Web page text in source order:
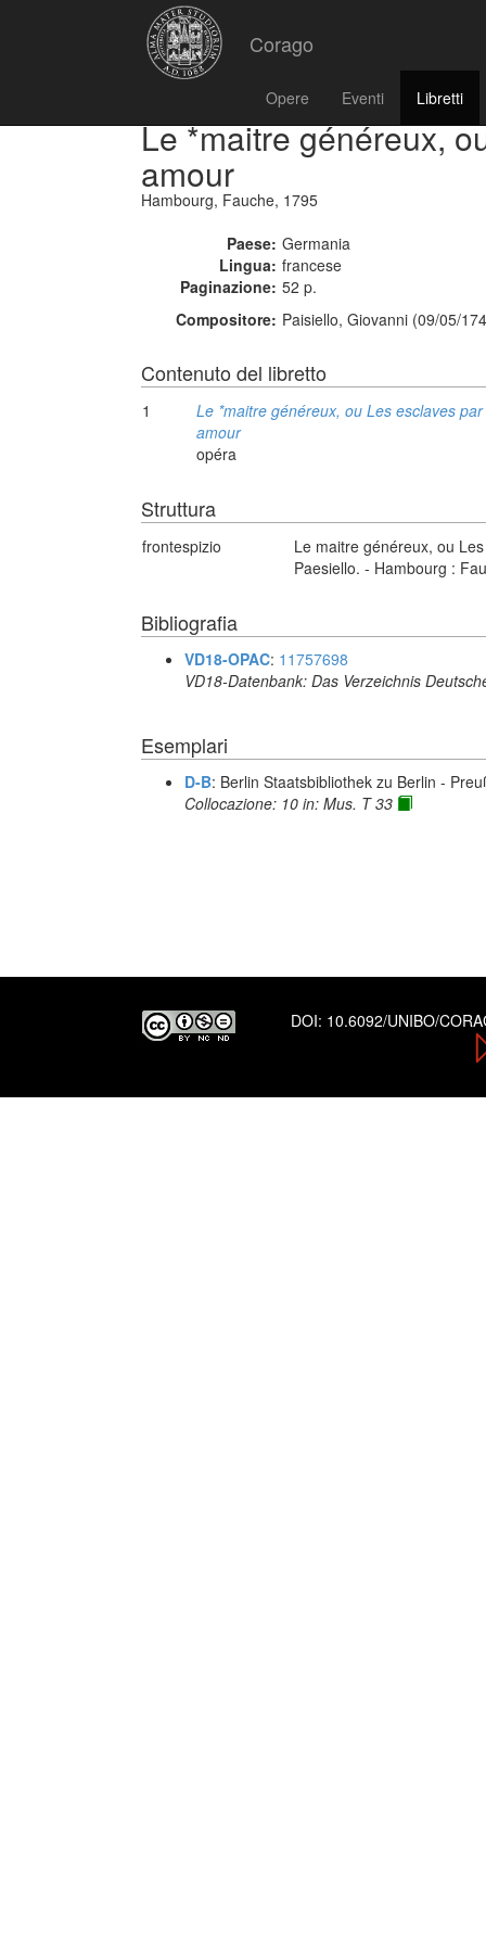
Corago
Opere Eventi Libretti
Le *maitre généreux,
amour
Hambourg, Fauche, 1795
Paese: Germania
Lingua: francese
Paginazione: 52 p.
Compositore: Paisiello, Giovanni (09/05/
Contenuto del libretto
1
Le *maitre généreux, ou Les esclaves par
amour
opéra
Struttura
frontespizio
Le maitre généreux, ou
Paesiello. - Hambourg :
Bibliografia
VD18-OPAC: 11757698
VD18-Datenbank: Das Verzeichnis
Esemplari
D-B: Berlin Staatsbibliothek zu Berlin -
Collocazione: 10 in: Mus. T 33
DOI: 10.6092/UNIBO/